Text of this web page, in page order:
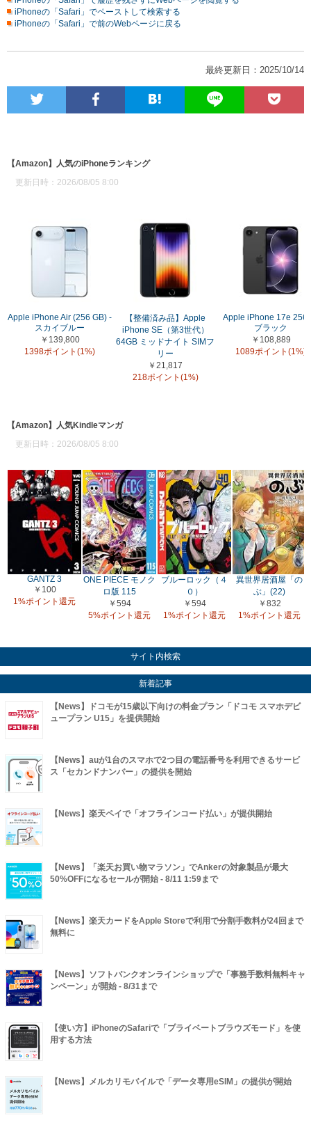
iPhoneの「Safari」でペーストして検索する
iPhoneの「Safari」で前のWebページに戻る
最終更新日：2025/10/14
【Amazon】人気のiPhoneランキング
更新日時：2026/08/05 8:00
Apple iPhone Air (256 GB) -
スカイブルー
￥139,800
1398ポイント(1%)
【整備済み品】Apple
iPhone SE（第3世代）
64GB ミッドナイト SIMフ
リー
￥21,817
218ポイント(1%)
Apple iPhone 17e
ブラック
￥108,889
1089ポイント(1%)
【Amazon】人気Kindleマンガ
更新日時：2026/08/05 8:00
GANTZ 3
￥100
1%ポイント還元
ONE PIECE モノク
ロ版 115
￥594
5%ポイント還元
ブルーロック（４
０）
￥594
1%ポイント還元
異世界居酒屋「の
ぶ」(22)
￥832
1%ポイント還元
サイト内検索
新着記事
【News】ドコモが15歳以下向けの料金プラン「ドコモ スマホデビ
ュープラン U15」を提供開始
【News】auが1台のスマホで2つ目の電話番号を利用できるサービ
ス「セカンドナンバー」の提供を開始
【News】楽天ペイで「オフラインコード払い」が提供開始
【News】「楽天お買い物マラソン」でAnkerの対象製品が最大
50%OFFになるセールが開始 - 8/11 1:59まで
【News】楽天カードをApple Storeで利用で分割手数料が24回まで
無料に
【News】ソフトバンクオンラインショップで「事務手数料無料キャ
ンペーン」が開始 - 8/31まで
【使い方】iPhoneのSafariで「プライベートブラウズモード」を使
用する方法
【News】メルカリモバイルで「データ専用eSIM」の提供が開始